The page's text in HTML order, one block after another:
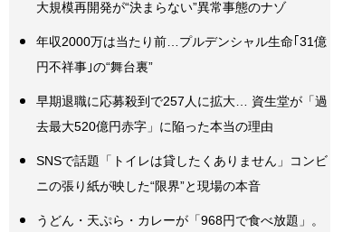
大規模再開発が“決まらない”異常事態のナゾ
年収2000万は当たり前…プルデンシャル生命｢31億
円不祥事｣の“舞台裏”
早期退職に応募殺到で257人に拡大… 資生堂が「過
去最大520億円赤字」に陥った本当の理由
SNSで話題「トイレは貸したくありません」コンビ
ニの張り紙が映した“限界”と現場の本音
うどん・天ぷら・カレーが「968円で食べ放題」。